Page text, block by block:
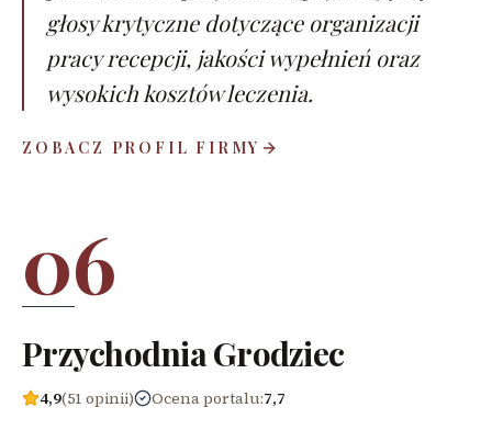
głosy krytyczne dotyczące organizacji
pracy recepcji, jakości wypełnień oraz
wysokich kosztów leczenia.
ZOBACZ PROFIL FIRMY
06
Przychodnia Grodziec
4,9(51 opinii) Ocena portalu:7,7